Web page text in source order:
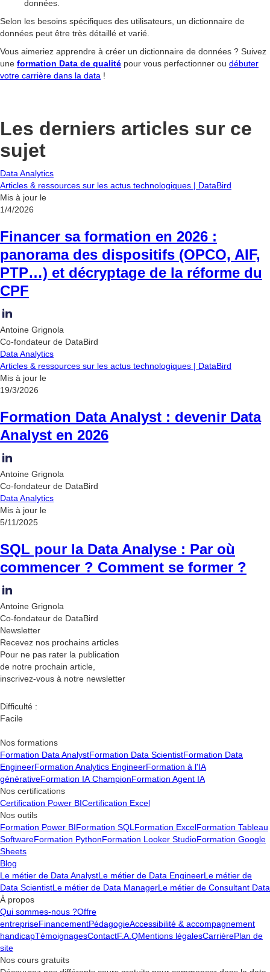
données.
Selon les besoins spécifiques des utilisateurs, un dictionnaire de
données peut être très détaillé et varié.
Vous aimeriez apprendre à créer un dictionnaire de données ? Suivez
une formation Data de qualité pour vous perfectionner ou débuter
votre carrière dans la data !
Les derniers articles sur ce
sujet
Data Analytics
Articles & ressources sur les actus technologiques | DataBird
Mis à jour le
1/4/2026
Financer sa formation en 2026 :
panorama des dispositifs (OPCO, AIF,
PTP…) et décryptage de la réforme du
CPF
Antoine Grignola
Co-fondateur de DataBird
Data Analytics
Articles & ressources sur les actus technologiques | DataBird
Mis à jour le
19/3/2026
Formation Data Analyst : devenir Data
Analyst en 2026
Antoine Grignola
Co-fondateur de DataBird
Data Analytics
Mis à jour le
5/11/2025
SQL pour la Data Analyse : Par où
commencer ? Comment se former ?
Antoine Grignola
Co-fondateur de DataBird
Newsletter
Recevez nos prochains articles
Pour ne pas rater la publication
de notre prochain article,
inscrivez-vous à notre newsletter
Difficulté :
Facile
Nos formations
Formation Data AnalystFormation Data ScientistFormation Data
EngineerFormation Analytics EngineerFormation à l'IA
générativeFormation IA ChampionFormation Agent IA
Nos certifications
Certification Power BICertification Excel
Nos outils
Formation Power BIFormation SQL Formation ExcelFormation Tableau
SoftwareFormation PythonFormation Looker StudioFormation Google
Sheets
Blog
Le métier de Data AnalystLe métier de Data EngineerLe métier de
Data ScientistLe métier de Data ManagerLe métier de Consultant Data
À propos
Qui sommes-nous ?Offre
entrepriseFinancementPédagogieAccessibilité & accompagnement
handicapTémoignagesContactF.A.QMentions légalesCarrièrePlan de
site
Nos cours gratuits